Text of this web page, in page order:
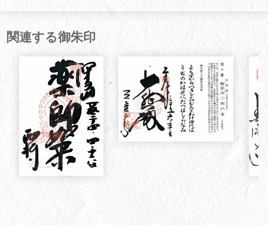
関連する御朱印